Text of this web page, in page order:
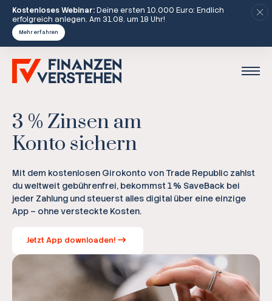
Kostenloses Webinar:Deine ersten 10.000 Euro: Endlich
erfolgreich anlegen. Am 31.08. um 18 Uhr!
Mehr erfahren
3 % Zinsen am
Konto sichern
Mit dem kostenlosen Girokonto von Trade Republic zahlst
du weltweit gebührenfrei, bekommst 1 % SaveBack bei
jeder Zahlung und steuerst alles digital über eine einzige
App – ohne versteckte Kosten.
Jetzt App downloaden!